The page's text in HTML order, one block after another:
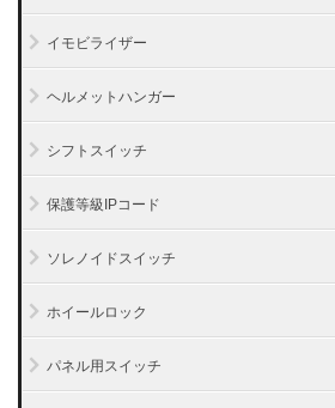
イモビライザー
ヘルメットハンガー
シフトスイッチ
保護等級IPコード
ソレノイドスイッチ
ホイールロック
パネル用スイッチ